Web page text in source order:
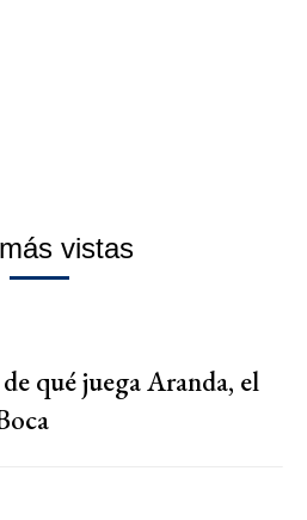
vistas
qué juega Aranda, el